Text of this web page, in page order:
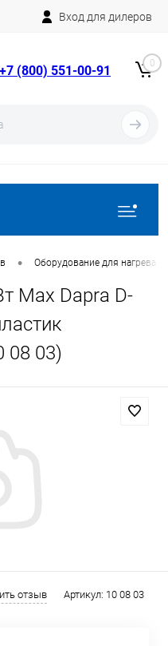
Вход для дилеров
+7 (800) 551-00-91 0
• Оборудование для нагрева
Max Dapra D-
08 03)
отзыв Артикул: 10 08 03